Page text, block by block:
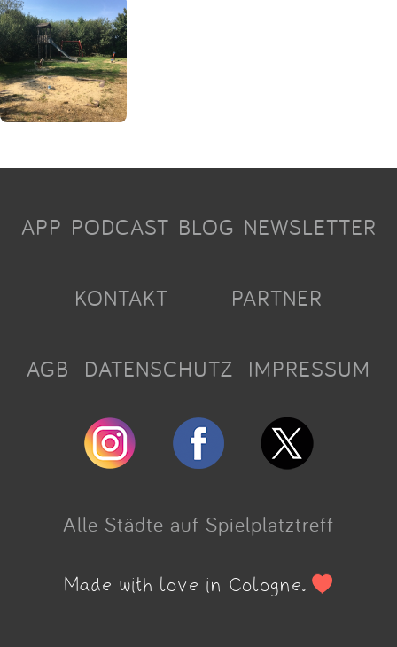
APP PODCAST BLOG NEWSLETTER
KONTAKT PARTNER
AGB DATENSCHUTZ IMPRESSUM
Alle Städte auf Spielplatztreff
Made with love in Cologne.